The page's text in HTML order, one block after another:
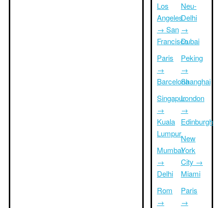
Los
Angeles
→ San
Francisco
Paris
→
Barcelona
Singapur
→
Kuala
Lumpur
Mumbai
→
Delhi
Rom
→
Neu-
Delhi
→
Dubai
Peking
→
Shanghai
London
→
Edinburgh
New
York
City →
Miami
Paris
→